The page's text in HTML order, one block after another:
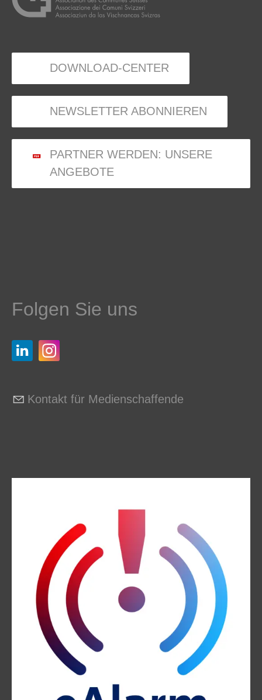
DOWNLOAD-CENTER
NEWSLETTER ABONNIEREN
PARTNER WERDEN: UNSERE
ANGEBOTE
Folgen Sie uns
Kontakt für Medienschaffende